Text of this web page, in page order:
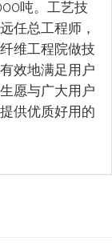
吨。工艺技
任总工程师，
维工程院做技
效地满足用户
愿与广大用户
供优质好用的